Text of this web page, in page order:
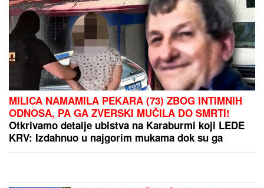
Apokalipsa u Deliblatskoj peščari: